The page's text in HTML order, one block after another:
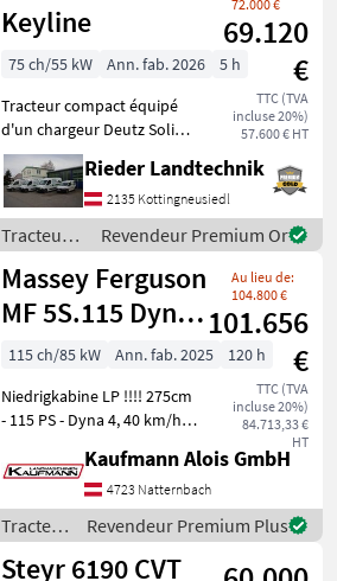
Keyline
72.000 €
69.120
€
TTC (TVA
incluse 20%)
57.600 € HT
75 ch/55 kW Ann. fab. 2026
5 h
Tracteur compact équipé
d'un chargeur Deutz Solid
38-20 à 3 fonctions et d'un
système d'amortissement
Comfort Drive. Équipement
supplémentaire : phares de
recul, ja
Rieder Landtechnik
2135 Kottingneusiedl
Tracteurs
/ Deutz
Fahr
Revendeur Premium Or
Massey Ferguson
MF 5S.115 Dyna-
4 Efficient
Au lieu de:
104.800 €
101.656
€
TTC (TVA
incluse 20%)
84.713,33 €
HT
115 ch/85 kW Ann. fab. 2025
120 h
Niedrigkabine LP !!!! 275cm
- 115 PS - Dyna 4, 40 km/h
Hydraulikpumpe - Load
Sensing - 4 DW Steuergeräte
am Heck (2 elektrisch, 2
mechan
Kaufmann Alois GmbH
4723 Natternbach
Tracteurs
/ Massey
Ferguson
Revendeur Premium Plus
Steyr 6190 CVT